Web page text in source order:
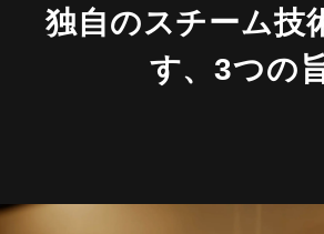
独自のスチーム技
す、3つの